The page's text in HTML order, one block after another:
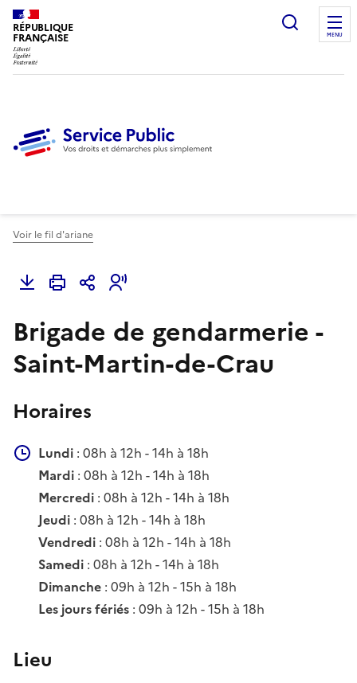
RÉPUBLIQUE
FRANÇAISE
Ouvrir
MENU
Voir le fil d'ariane
Brigade de gendarmerie -
Saint-Martin-de-Crau
Horaires
Lundi : 08h à 12h - 14h à 18h
Mardi : 08h à 12h - 14h à 18h
Mercredi : 08h à 12h - 14h à 18h
Jeudi : 08h à 12h - 14h à 18h
Vendredi : 08h à 12h - 14h à 18h
Samedi : 08h à 12h - 14h à 18h
Dimanche : 09h à 12h - 15h à 18h
Les jours fériés : 09h à 12h - 15h à 18h
Lieu